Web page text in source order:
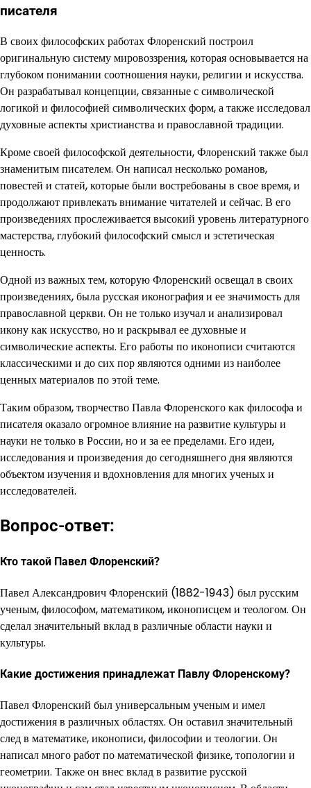
писателя
В своих философских работах Флоренский построил
оригинальную систему мировоззрения, которая основывается на
глубоком понимании соотношения науки, религии и искусства.
Он разрабатывал концепции, связанные с символической
логикой и философией символических форм, а также исследовал
духовные аспекты христианства и православной традиции.
Кроме своей философской деятельности, Флоренский также был
знаменитым писателем. Он написал несколько романов,
повестей и статей, которые были востребованы в свое время, и
продолжают привлекать внимание читателей и сейчас. В его
произведениях прослеживается высокий уровень литературного
мастерства, глубокий философский смысл и эстетическая
ценность.
Одной из важных тем, которую Флоренский освещал в своих
произведениях, была русская иконография и ее значимость для
православной церкви. Он не только изучал и анализировал
икону как искусство, но и раскрывал ее духовные и
символические аспекты. Его работы по иконописи считаются
классическими и до сих пор являются одними из наиболее
ценных материалов по этой теме.
Таким образом, творчество Павла Флоренского как философа и
писателя оказало огромное влияние на развитие культуры и
науки не только в России, но и за ее пределами. Его идеи,
исследования и произведения до сегодняшнего дня являются
объектом изучения и вдохновления для многих ученых и
исследователей.
Вопрос-ответ:
Кто такой Павел Флоренский?
Павел Александрович Флоренский (1882-1943) был русским
ученым, философом, математиком, иконописцем и теологом. Он
сделал значительный вклад в различные области науки и
культуры.
Какие достижения принадлежат Павлу Флоренскому?
Павел Флоренский был универсальным ученым и имел
достижения в различных областях. Он оставил значительный
след в математике, иконописи, философии и теологии. Он
написал много работ по математической физике, топологии и
геометрии. Также он внес вклад в развитие русской